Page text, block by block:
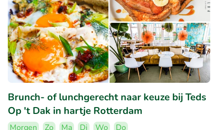
Brunch- of lunchgerecht naar keuze bij Teds
Op 't Dak in hartje Rotterdam
Morgen Zo Ma Di Wo Do